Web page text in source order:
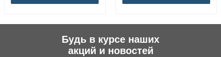
Будь в курсе наших
акций и новостей